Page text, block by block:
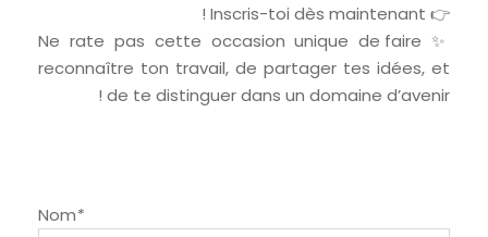
👉 Inscris-toi dès maintenant !
✨ Ne rate pas cette occasion unique de faire
reconnaître ton travail, de partager tes idées, et
de te distinguer dans un domaine d’avenir !
Nom*